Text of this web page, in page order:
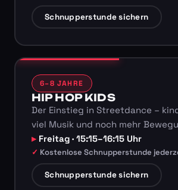
Schnupperstunde sichern
6–8 JAHRE
HIP HOP KIDS
Der Einstieg in Streetdance –
viel Musik und noch mehr
Freitag · 15:15–16:15 Uhr
Kostenlose Schnupperstunde
Schnupperstunde sichern